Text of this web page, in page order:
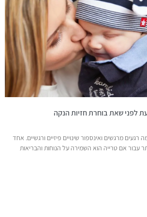
לפני שאת בוחרת חזיות הנקה
מרגשים ואינספור שינויים פיזיים ורגשיים. אחד
עבור אם טרייה הוא השמירה על הנוחות והבריאות